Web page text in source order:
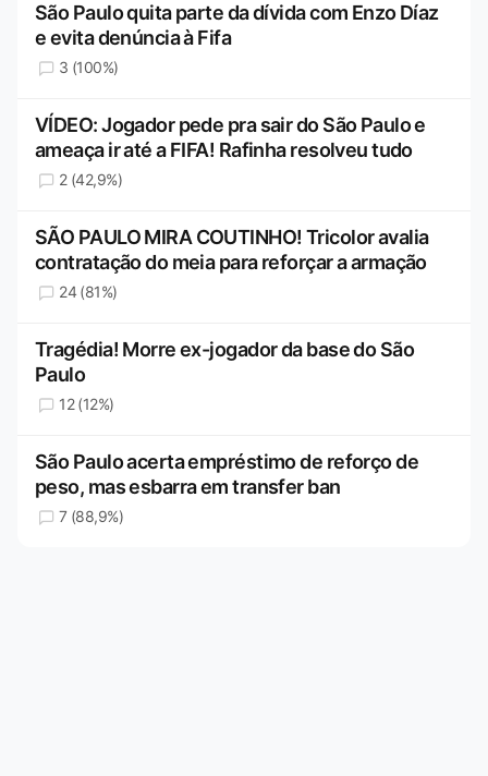
São Paulo quita parte da dívida com Enzo Díaz
e evita denúncia à Fifa
3 (100%)
VÍDEO: Jogador pede pra sair do São Paulo e
ameaça ir até a FIFA! Rafinha resolveu tudo
2 (42,9%)
SÃO PAULO MIRA COUTINHO! Tricolor avalia
contratação do meia para reforçar a armação
24 (81%)
Tragédia! Morre ex-jogador da base do São
Paulo
12 (12%)
São Paulo acerta empréstimo de reforço de
peso, mas esbarra em transfer ban
7 (88,9%)